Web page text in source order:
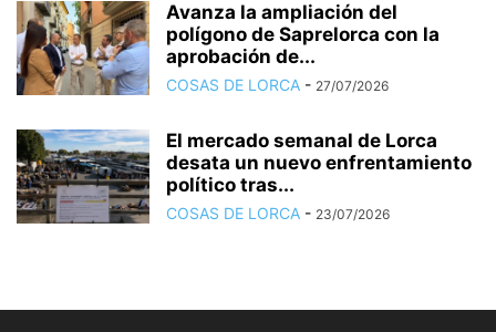
Avanza la ampliación del
polígono de Saprelorca con la
aprobación de...
COSAS DE LORCA - 27/07/2026
El mercado semanal de Lorca
desata un nuevo enfrentamiento
político tras...
COSAS DE LORCA - 23/07/2026